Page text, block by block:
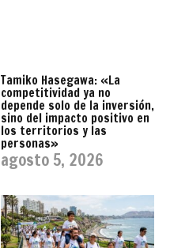
Tamiko Hasegawa: «La
competitividad ya no
depende solo de la inversión,
sino del impacto positivo en
los territorios y las
personas»
agosto 5, 2026